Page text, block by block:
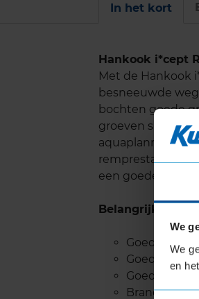
We
We
en
In het kort
Hankook i*cept
Met de Hankook
besneeuwde
bochten goede
groeven snel
aquaplanning
remprestaties in
een goede
Belangrijke
Goede grip,
Goede
Goede